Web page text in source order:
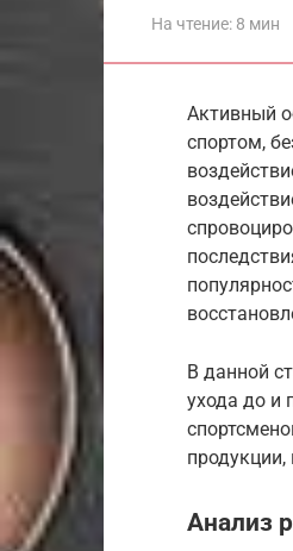
На чтение: 8 мин
Активный
спортом,
В данной
ухода до и
продукции,
Анализ